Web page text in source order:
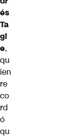
és
Ta
gl
e,
qu
ien
re
co
rd
ó
qu